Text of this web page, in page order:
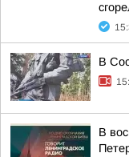
В
В